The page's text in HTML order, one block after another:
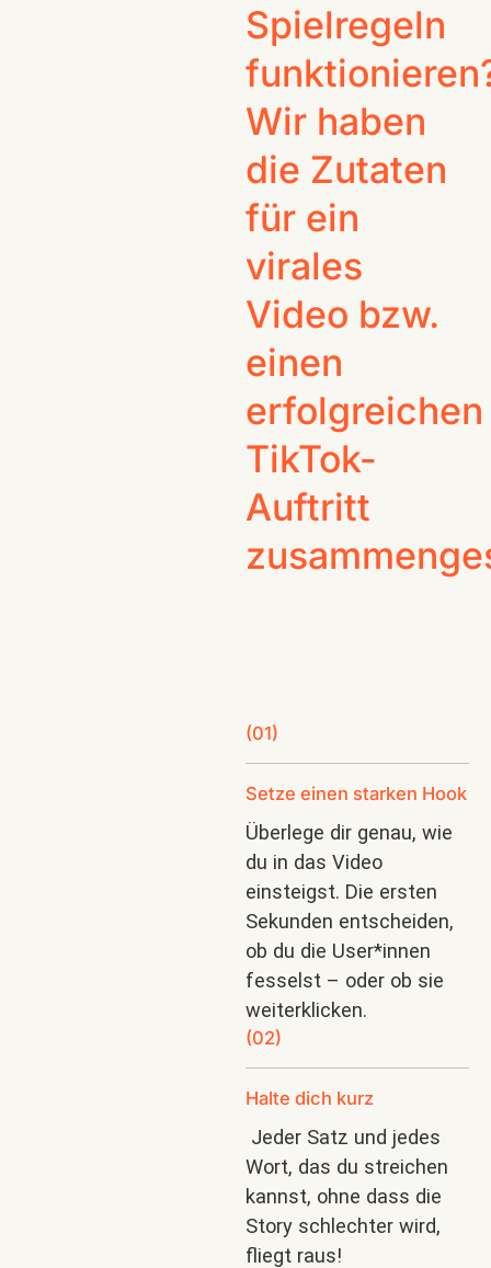
Spielregeln
Wir haben
die Zutaten
für ein
virales
Video bzw.
einen
erfolgreichen
TikTok-
Auftritt
(01)
Setze einen starken Hook
Überlege dir genau, wie
du in das Video
einsteigst. Die ersten
Sekunden entscheiden,
ob du die User*innen
fesselst – oder ob sie
weiterklicken.
(02)
Halte dich kurz
Jeder Satz und jedes
Wort, das du streichen
kannst, ohne dass die
Story schlechter wird,
fliegt raus!